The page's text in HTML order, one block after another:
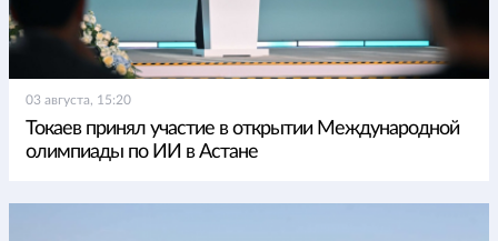
03 августа, 15:20
Токаев принял участие в открытии Международной
олимпиады по ИИ в Астане